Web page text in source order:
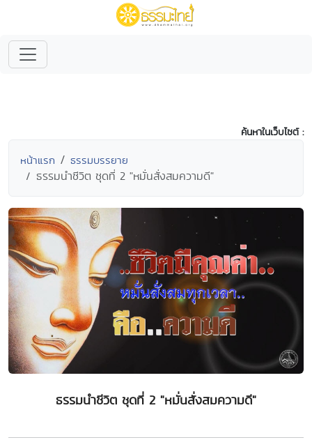
ค้นหาในเว็บไซต์ :
หน้าแรก ธรรมบรรยาย
ธรรมนำชีวิต ชุดที่ 2 "หมั่นสั่งสมความดี"
ธรรมนำชีวิต ชุดที่ 2 "หมั่นสั่งสมความดี"